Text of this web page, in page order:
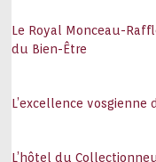
Le Royal Monceau-
du Bien-Être
L’excellence vosgienne
L’hôtel du